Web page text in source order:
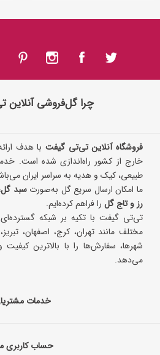
چرا گل‌فروشی آنلاین
فروشگاه آنلاین تی‌تی گیفتبا هدف
خارج از کشور راه‌اندازی شده است.
طبیعی، کیک و هدیه به سراسر ایران
ما امکان ارسال سریع گل به‌صورتسبد
رز و تاج گل را فراهم کرده‌ایم.
تی‌تی گیفت با تکیه بر شبکه
مختلف مانند تهران، کرج، اصفهان،
شهرها، سفارش‌ها را با بالاترین
می‌دهد.
خدمات
حساب کاربری